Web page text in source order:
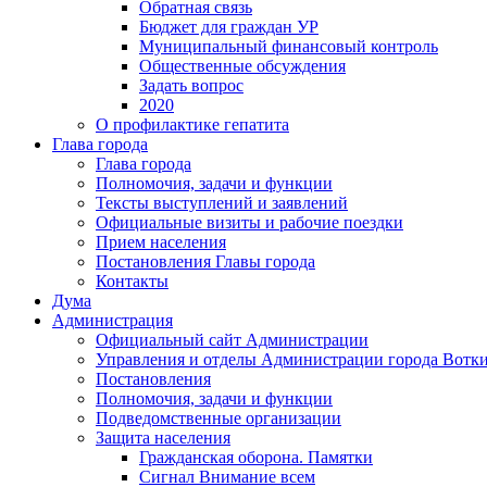
Обратная связь
Бюджет для граждан УР
Муниципальный финансовый контроль
Общественные обсуждения
Задать вопрос
2020
О профилактике гепатита
Глава города
Глава города
Полномочия, задачи и функции
Тексты выступлений и заявлений
Официальные визиты и рабочие поездки
Прием населения
Постановления Главы города
Контакты
Дума
Администрация
Официальный сайт Администрации
Управления и отделы Администрации города
Постановления
Полномочия, задачи и функции
Подведомственные организации
Защита населения
Гражданская оборона. Памятки
Сигнал Внимание всем